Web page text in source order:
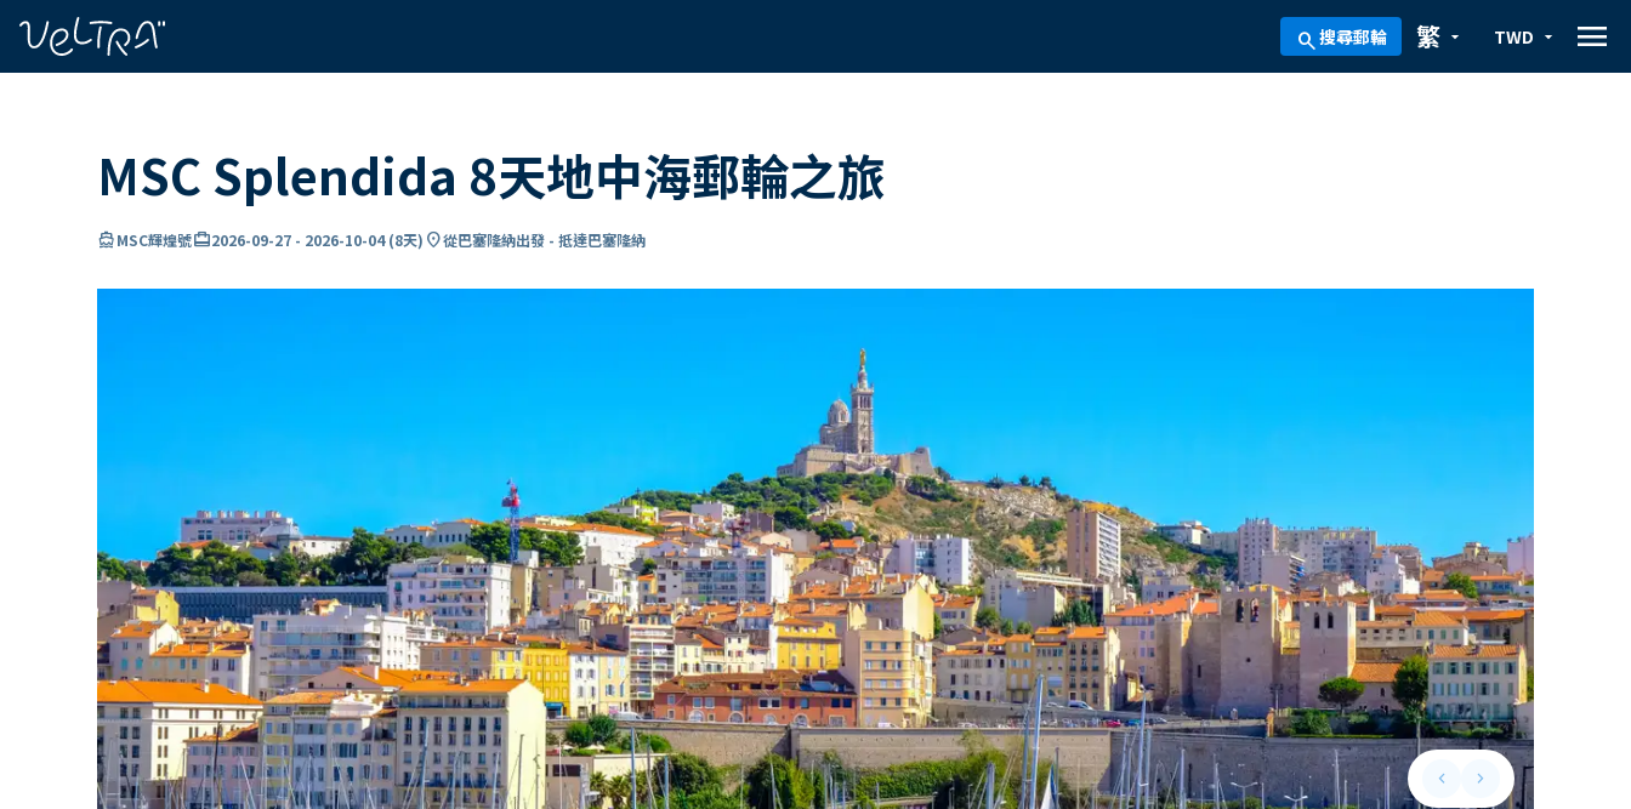
search搜尋郵輪 arrow_drop_down
繁 arrow_drop_down
TWD menu
MSC Splendida 8天地中海郵輪之旅
directions_boatMSC輝煌號card_travel2026-09-27 - 2026-10-04(8天) location_on從巴塞隆納出發 - 抵達巴塞隆納
keyboard_arrow_leftPrevious slide
keyboard_arrow_rightNext slide